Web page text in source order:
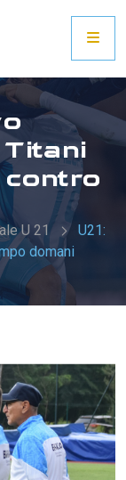
U 21
U21:
domani